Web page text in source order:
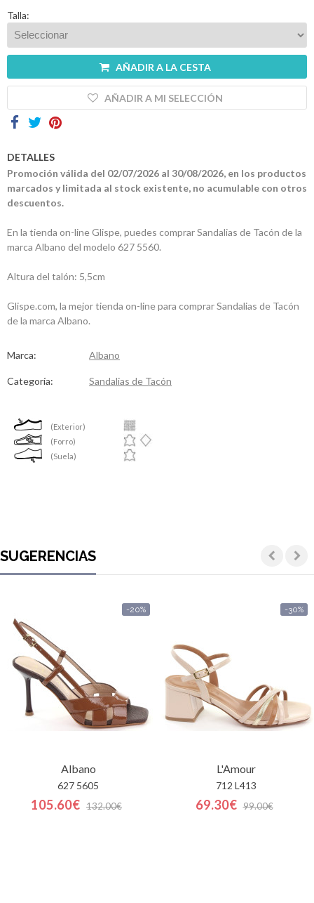
Talla:
AÑADIR A LA CESTA
AÑADIR A MI SELECCIÓN
DETALLES
Promoción válida del 02/07/2026 al 30/08/2026, en los productos
marcados y limitada al stock existente, no acumulable con otros
descuentos.
En la tienda on-line Glispe, puedes comprar Sandalias de Tacón de la
marca Albano del modelo 627 5560.
Altura del talón: 5,5cm
Glispe.com, la mejor tienda on-line para comprar Sandalias de Tacón
de la marca Albano.
Marca: Albano
Categoría: Sandalias de Tacón
(Exterior)
(Forro)
(Suela)
SUGERENCIAS
-20%
Albano
627 5605
105.60€ 132.00€
-30%
L'Amour
712 L413
69.30€ 99.00€